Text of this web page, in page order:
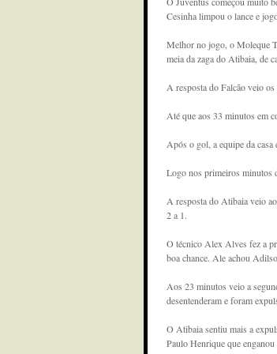
Cesinha limpou o lance e
Melhor no jogo, o Moleque
meia da zaga do Atibaia, de
A resposta do Falcão veio
Até que aos 33 minutos em
Após o gol, a equipe da
Logo nos primeiros minutos
A resposta do Atibaia veio
2 a 1.
O técnico Alex Alves fez a
boa chance. Ale achou
Aos 23 minutos veio a
desentenderam e foram
O Atibaia sentiu mais a
Paulo Henrique que